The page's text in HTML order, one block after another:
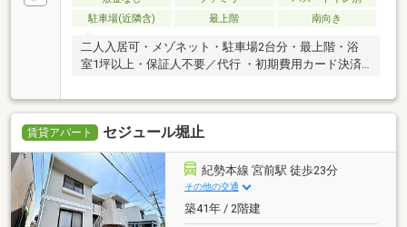
駐車場(近隣含)
最上階 南向き
二人入居可・メゾネット・駐車場2台分・最上階・浴
室1坪以上・保証人不要／代行 ・初期費用カード決済
賃貸アパート セジュール堀止
紀勢本線 宮前駅 徒歩23分
その他の交通
築41年 / 2階建